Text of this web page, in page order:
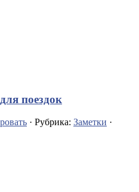
поездок
· Рубрика: Заметки ·